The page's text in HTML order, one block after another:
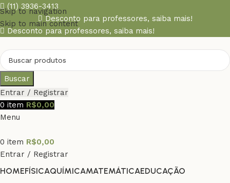
Skip to navigation
Skip to main content
(11) 3936-3413
Desconto para professores, saiba mais!
Desconto para professores, saiba mais!
Buscar
Entrar / Registrar
0 item R$0,00
Menu
0 item R$0,00
Entrar / Registrar
HOMEFÍSICAQUÍMICAMATEMÁTICAEDUCAÇÃO